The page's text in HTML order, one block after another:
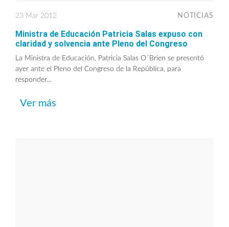
23 Mar 2012 NOTICIAS
Ministra de Educación Patricia Salas expuso con
claridad y solvencia ante Pleno del Congreso
La Ministra de Educación, Patricia Salas O´Brien se presentó
ayer ante el Pleno del Congreso de la República, para
responder...
Ver más